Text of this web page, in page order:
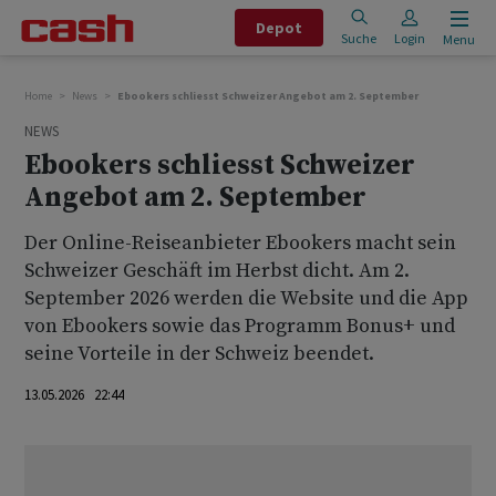
Depot
Suche Login Menu
Home News Ebookers schliesst Schweizer Angebot am 2. September
NEWS
Ebookers schliesst Schweizer
Angebot am 2. September
Der Online-Reiseanbieter Ebookers macht sein
Schweizer Geschäft im Herbst dicht. Am 2.
September 2026 werden die Website und die App
von Ebookers sowie das Programm Bonus+ und
seine Vorteile in der Schweiz beendet.
13.05.2026 22:44